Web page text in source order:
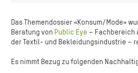
Das Themendossier «Konsum/Mode»
Beratung von Public Eye – Fachbereich
der Textil- und Bekleidungsindustrie –
Es nimmt Bezug zu folgenden